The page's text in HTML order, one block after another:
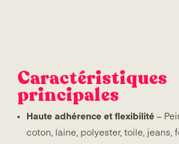
Caractéristiques
principales
Haute adhérence et flexibilité–
coton, laine, polyester, toile, jeans,